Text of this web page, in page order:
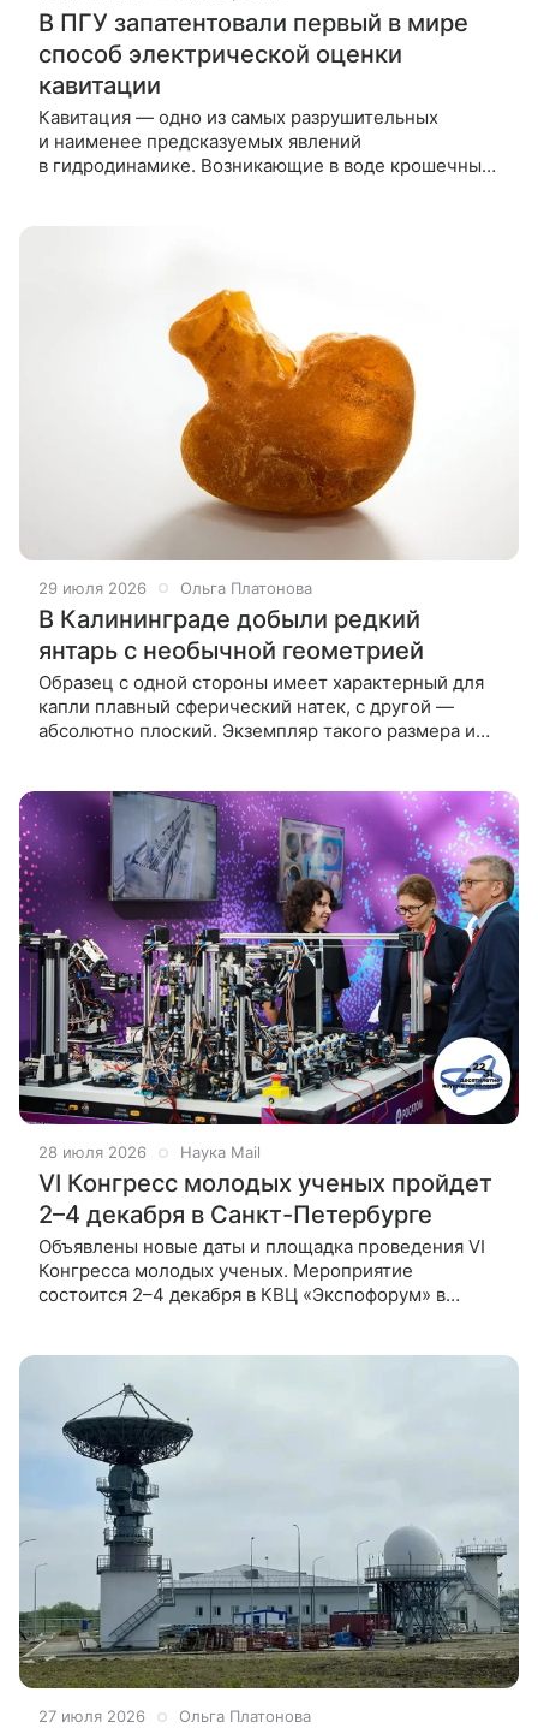
В ПГУ запатентовали первый в мире
способ электрической оценки
кавитации
Кавитация — одно из самых разрушительных
и наименее предсказуемых явлений
в гидродинамике. Возникающие в воде крошечные
29 июля 2026 Ольга Платонова
В Калининграде добыли редкий
янтарь с необычной геометрией
Образец с одной стороны имеет характерный для
капли плавный сферический натек, с другой —
абсолютно плоский. Экземпляр такого размера и
28 июля 2026 Наука Mail
VI Конгресс молодых ученых пройдет
2–4 декабря в Санкт-Петербурге
Объявлены новые даты и площадка проведения VI
Конгресса молодых ученых. Мероприятие
состоится 2–4 декабря в КВЦ «Экспофорум» в
27 июля 2026 Ольга Платонова